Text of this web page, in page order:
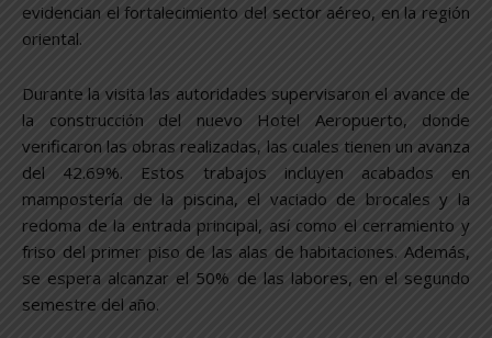
evidencian el fortalecimiento del sector aéreo, en la región
oriental.
Durante la visita las autoridades supervisaron el avance de
la construcción del nuevo Hotel Aeropuerto, donde
verificaron las obras realizadas, las cuales tienen un avanza
del 42.69%. Estos trabajos incluyen acabados en
mampostería de la piscina, el vaciado de brocales y la
redoma de la entrada principal, así como el cerramiento y
friso del primer piso de las alas de habitaciones. Además,
se espera alcanzar el 50% de las labores, en el segundo
semestre del año.